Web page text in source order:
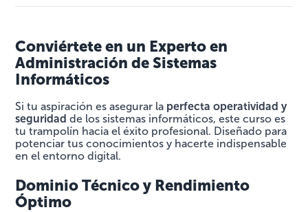
Conviértete en un Experto en
Administración de Sistemas
Informáticos
Si tu aspiración es asegurar la perfecta operatividad y
seguridad de los sistemas informáticos, este curso es
tu trampolín hacia el éxito profesional. Diseñado para
potenciar tus conocimientos y hacerte indispensable
en el entorno digital.
Dominio Técnico y Rendimiento
Óptimo